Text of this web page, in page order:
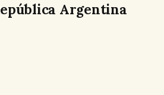
Argentina